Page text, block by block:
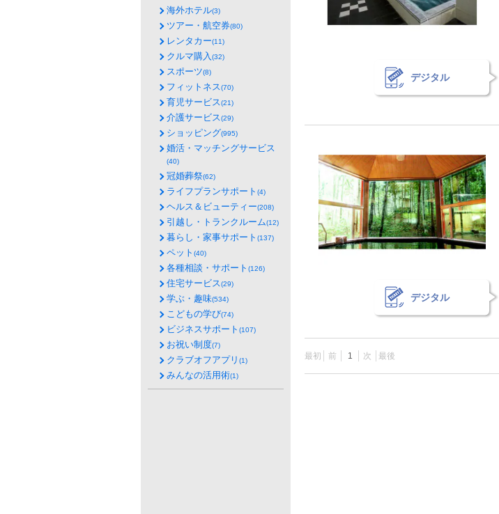
デジタル
デジタル
最初 前 1 次 最後
海外ホテル(3)
ツアー・航空券(80)
レンタカー(11)
クルマ購入(32)
スポーツ(8)
フィットネス(70)
育児サービス(21)
介護サービス(29)
ショッピング(995)
婚活・マッチングサービス
(40)
冠婚葬祭(62)
ライフプランサポート (4)
ヘルス＆ビューティー(208)
引越し・トランクルーム(12)
暮らし・家事サポート (137)
ペット (40)
各種相談・サポート (126)
住宅サービス(29)
学ぶ・趣味(534)
こどもの学び(74)
ビジネスサポート (107)
お祝い制度(7)
クラブオフアプリ (1)
みんなの活用術(1)